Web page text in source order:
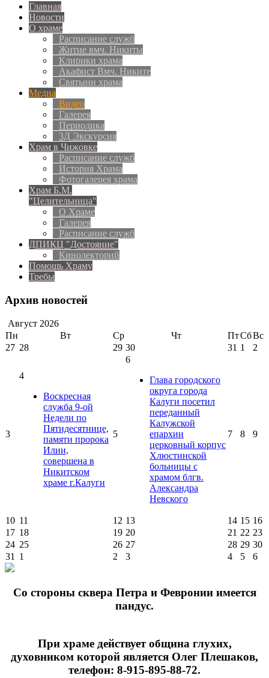
Главная
Новости
О храме
Расписание служб
Житие вмч. Никиты
Клирики храма
Акафист Вмч. Никите
Святыни храма
Медиа
Видео
Галерея
Периодика
3Д Экскурсия
Храм в Чижовке
Расписание служб
История Храма
Фотогалерея храма
Храм Б.М.
"Целительница"
О Храме
Галерея
Расписание служб
ДПИКЦ "Достояние"
Кинолекторий
Помощь Храму
Требы
Архив новостей
Август 2026
Пн
Вт Ср Чт ПтСбВс
27 28 29 30 31 1 2
3
4
Воскресная
служба 9-ой
Недели по
Пятидесятнице,
памяти пророка
Илии,
совершена в
Никитском
храме г.Калуги
5
6
Глава городского
округа города
Калуги посетил
переданный
Калужской
епархии
церковный корпус
Хлюстинской
больницы с
храмом блгв.
Александра
Невского
7 8 9
10 11 12 13 14 15 16
17 18 19 20 21 22 23
24 25 26 27 28 29 30
31
1 2 3 4 5 6
Cо стороны сквера Петра и Февронии имеется
пандус.
При храме действует община глухих,
духовником которой является Олег Плешаков,
телефон: 8-915-895-88-72.